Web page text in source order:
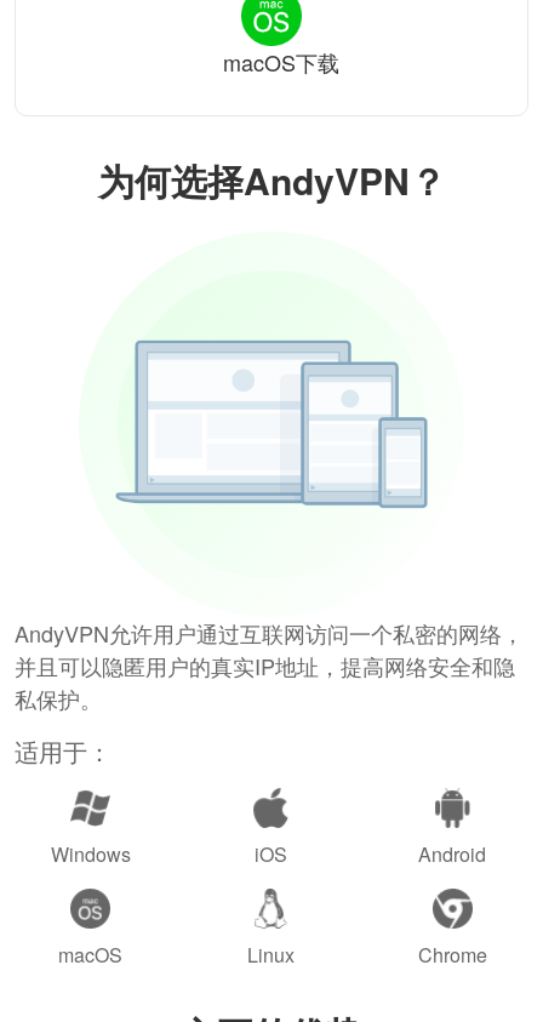
为何选择AndyVPN？
AndyVPN允许用户通过互联网访问一个私密的网络，
并且可以隐匿用户的真实IP地址，提高网络安全和隐
私保护。
适用于：
Windows iOS Android
macOS Linux Chrome
macOS下载